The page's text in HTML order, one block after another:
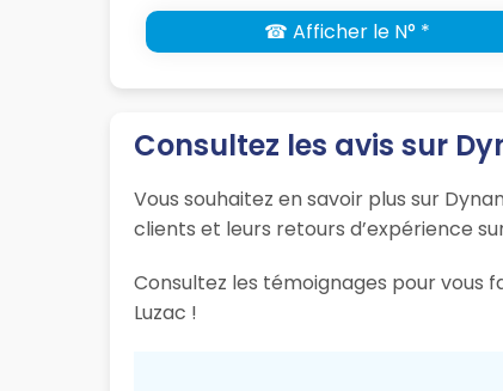
☎ Afficher le N° *
Consultez les avis sur
Vous souhaitez en savoir plus sur
clients et leurs retours d’expérience
Consultez les témoignages pour vous
Luzac !